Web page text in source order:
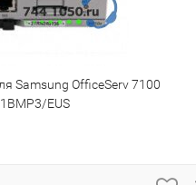
Samsung OfficeServ 7100
EUS